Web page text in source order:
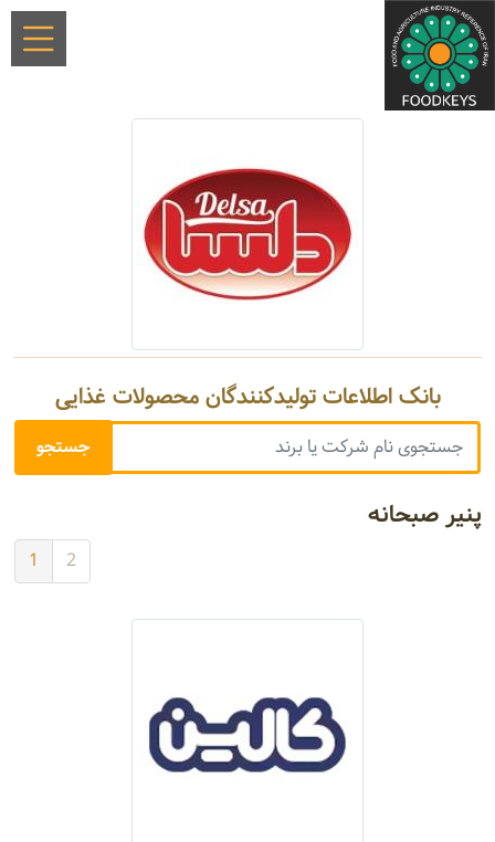
بانک اطلاعات تولیدکنندگان محصولات غذایی
پنیر صبحانه
1 2